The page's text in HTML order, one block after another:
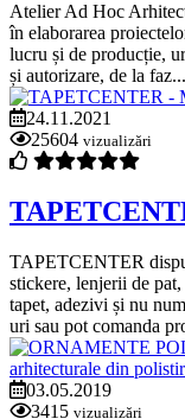
Atelier Ad Hoc
în elaborarea
lucru și de producție,
și autorizare, de la faz...
24.11.2021
25604 vizualizări
TAPETCENTER
stickere, lenjerii de
tapet, adezivi și nu
uri sau pot comanda
03.05.2019
3415 vizualizări